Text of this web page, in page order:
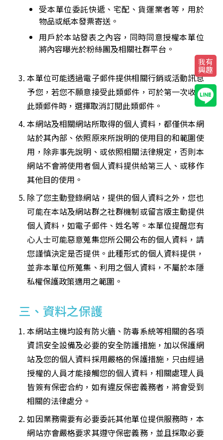
受本單位委託快遞、宅配、貨運業者等，用於
物品或紙本發票寄送。
用戶於本站發表之內容，同時同意授權本單位
將內容曝光於粉絲團及相關社群平台。
本單位可能透過電子郵件提供相關行銷或活動訊息
予您，若您不願意接受此類郵件，可於第一次收到
此類郵件時，選擇取消訂閱此類郵件。
本網站及相關網站所取得的個人資料，都僅供本網
站於其內部、依照原來所說明的使用目的和範圍使
用，除非事先說明、或依照相關法律規定，否則本
網站不會將使用者個人資料提供給第三人、或移作
其他目的使用。
除了您主動登錄網站，提供的個人資料之外，您也
可能在本站及網站群之社群機制或留言版主動提供
個人資料，如電子郵件、姓名等。本單位提醒您有
心人士可能惡意蒐集您所公開公布的個人資料，請
您謹慎決定是否提供。此種形式的個人資料提供，
並非本單位所蒐集、利用之個人資料，不屬於本隱
私權保護政策適用之範圍。
三、資料之保護
本網站主機均設有防火牆、防毒系統等相關的各項
資訊安全設備及必要的安全防護措施，加以保護網
站及您的個人資料採用嚴格的保護措施，只由經過
授權的人員才能接觸您的個人資料，相關處理人員
皆簽有保密合約，如有違反保密義務者，將會受到
相關的法律處分。
如因業務需要有必要委託其他單位提供服務時，本
網站亦會嚴格要求其遵守保密義務，並且採取必要
我有
興趣